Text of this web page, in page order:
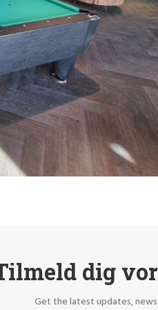
dig
Get the latest updates,